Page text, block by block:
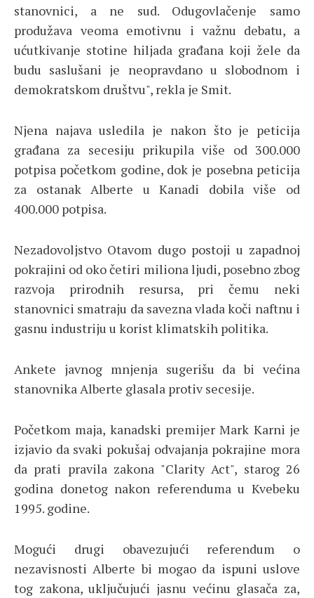
stanovnici, a ne sud. Odugovlačenje samo
produžava veoma emotivnu i važnu debatu, a
ućutkivanje stotine hiljada građana koji žele da
budu saslušani je neopravdano u slobodnom i
demokratskom društvu", rekla je Smit.
Njena najava usledila je nakon što je peticija
građana za secesiju prikupila više od 300.000
potpisa početkom godine, dok je posebna peticija
za ostanak Alberte u Kanadi dobila više od
400.000 potpisa.
Nezadovoljstvo Otavom dugo postoji u zapadnoj
pokrajini od oko četiri miliona ljudi, posebno zbog
razvoja prirodnih resursa, pri čemu neki
stanovnici smatraju da savezna vlada koči naftnu i
gasnu industriju u korist klimatskih politika.
Ankete javnog mnjenja sugerišu da bi većina
stanovnika Alberte glasala protiv secesije.
Početkom maja, kanadski premijer Mark Karni je
izjavio da svaki pokušaj odvajanja pokrajine mora
da prati pravila zakona "Clarity Act", starog 26
godina donetog nakon referenduma u Kvebeku
1995. godine.
Mogući drugi obavezujući referendum o
nezavisnosti Alberte bi mogao da ispuni uslove
tog zakona, uključujući jasnu većinu glasača za,